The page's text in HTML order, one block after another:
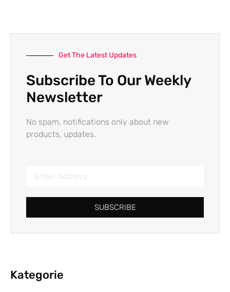
Get The Latest Updates
Subscribe To Our Weekly
Newsletter
No spam, notifications only about new
products, updates.
SUBSCRIBE
Kategorie